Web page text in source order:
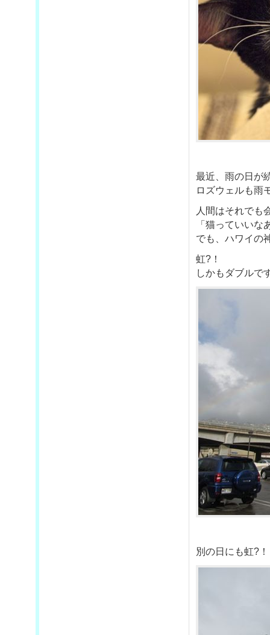
最近、雨の日が
ロズウェルも雨
人間はそれでも
「猫っていい
でも、ハワイの
虹?！
しかもダブルで
別の日にも虹?！